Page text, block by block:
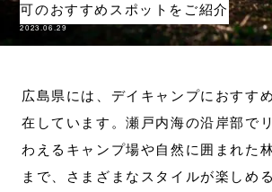
可のおすすめスポットをご紹介
2023.06.29
広島県には、デイキャンプにおすす
在しています。瀬戸内海の沿岸部で
わえるキャンプ場や自然に囲まれた
まで、さまざまなスタイルが楽しめ